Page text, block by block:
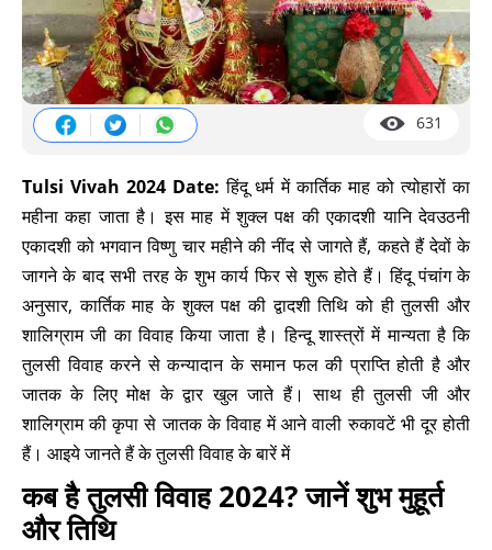
631
Tulsi Vivah 2024 Date: हिंदू धर्म में कार्तिक माह को त्योहारों का
महीना कहा जाता है। इस माह में शुक्ल पक्ष की एकादशी यानि देवउठनी
एकादशी को भगवान विष्णु चार महीने की नींद से जागते हैं, कहते हैं देवों के
जागने के बाद सभी तरह के शुभ कार्य फिर से शुरू होते हैं। हिंदू पंचांग के
अनुसार, कार्तिक माह के शुक्ल पक्ष की द्वादशी तिथि को ही तुलसी और
शालिग्राम जी का विवाह किया जाता है। हिन्दू शास्त्रों में मान्यता है कि
तुलसी विवाह करने से कन्यादान के समान फल की प्राप्ति होती है और
जातक के लिए मोक्ष के द्वार खुल जाते हैं। साथ ही तुलसी जी और
शालिग्राम की कृपा से जातक के विवाह में आने वाली रुकावटें भी दूर होती
हैं। आइये जानते हैं के तुलसी विवाह के बारें में
कब है तुलसी विवाह 2024? जानें शुभ मुहूर्त
और तिथि